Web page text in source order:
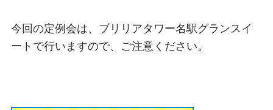
今回の定例会は、ブリリアタワー名駅グランスイ
ートで行いますので、ご注意ください。